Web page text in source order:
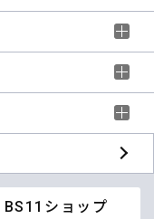
BS11ショップ